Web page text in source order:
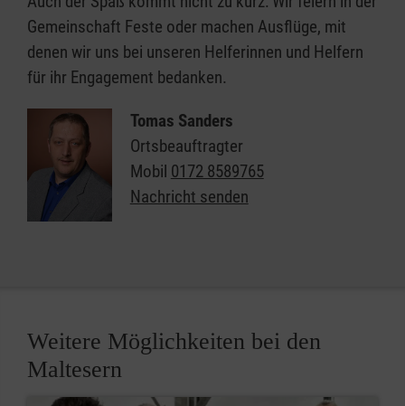
Gemeinschaft Feste oder machen Ausflüge, mit
denen wir uns bei unseren Helferinnen und Helfern
für ihr Engagement bedanken.
Tomas Sanders
Ortsbeauftragter
Mobil 0172 8589765
Nachricht senden
Weitere Möglichkeiten bei den
Maltesern